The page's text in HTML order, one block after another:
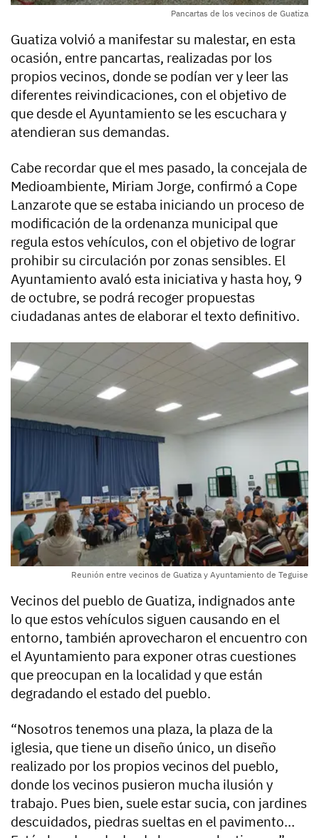
Pancartas de los vecinos de Guatiza
Guatiza volvió a manifestar su malestar, en esta
ocasión, entre pancartas, realizadas por los
propios vecinos, donde se podían ver y leer las
diferentes reivindicaciones, con el objetivo de
que desde el Ayuntamiento se les escuchara y
atendieran sus demandas.
Cabe recordar que el mes pasado, la concejala de
Medioambiente, Miriam Jorge, confirmó a Cope
Lanzarote que se estaba iniciando un proceso de
modificación de la ordenanza municipal que
regula estos vehículos, con el objetivo de lograr
prohibir su circulación por zonas sensibles. El
Ayuntamiento avaló esta iniciativa y hasta hoy, 9
de octubre, se podrá recoger propuestas
ciudadanas antes de elaborar el texto definitivo.
Reunión entre vecinos de Guatiza y Ayuntamiento de Teguise
Vecinos del pueblo de Guatiza, indignados ante
lo que estos vehículos siguen causando en el
entorno, también aprovecharon el encuentro con
el Ayuntamiento para exponer otras cuestiones
que preocupan en la localidad y que están
degradando el estado del pueblo.
“Nosotros tenemos una plaza, la plaza de la
iglesia, que tiene un diseño único, un diseño
realizado por los propios vecinos del pueblo,
donde los vecinos pusieron mucha ilusión y
trabajo. Pues bien, suele estar sucia, con jardines
descuidados, piedras sueltas en el pavimento…